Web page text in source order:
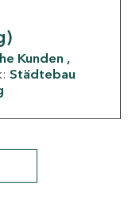
Kunden
Städtebau